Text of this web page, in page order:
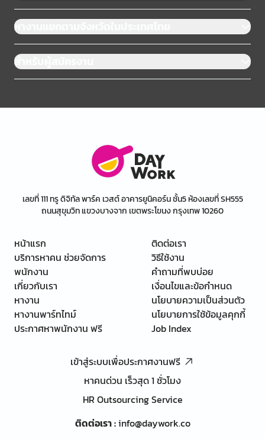
หางานแยกตามจังหวัดในประเทศไทย
สำหรับผู้สมัครงาน
เลขที่ 111 ทรู ดิจิทัล พาร์ค เวสต์ อาคารยูนิคอร์น ชั้น5 ห้องเลขที่ SH555
ถนนสุขุมวิท แขวงบางจาก เขตพระโขนง กรุงเทพ 10260
หน้าแรก
บริการหาคน ช่วยจัดการ
พนักงาน
เกี่ยวกับเรา
หางาน
หางานพาร์ทไทม์
ประกาศหาพนักงาน ฟรี
ติดต่อเรา
วิธีใช้งาน
คำถามที่พบบ่อย
เงื่อนไขและข้อกำหนด
นโยบายความเป็นส่วนตัว
นโยบายการใช้ข้อมูลคุกกี้
Job Index
เข้าสู่ระบบเพื่อประกาศงานฟรี
หาคนด่วน เร็วสุด 1 ชั่วโมง
HR Outsourcing Service
ติดต่อเรา:info@daywork.co